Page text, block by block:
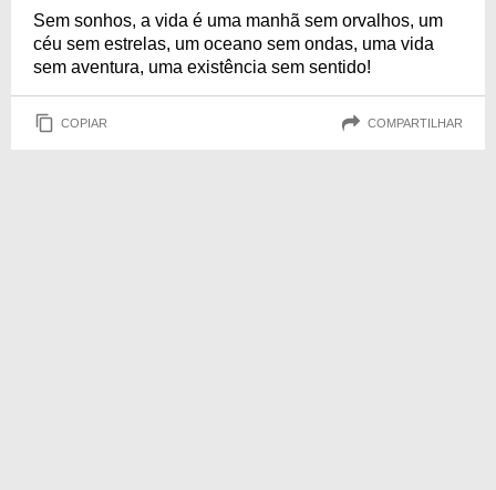
Sem sonhos, a vida é uma manhã sem orvalhos, um
céu sem estrelas, um oceano sem ondas, uma vida
sem aventura, uma existência sem sentido!
COPIAR COMPARTILHAR